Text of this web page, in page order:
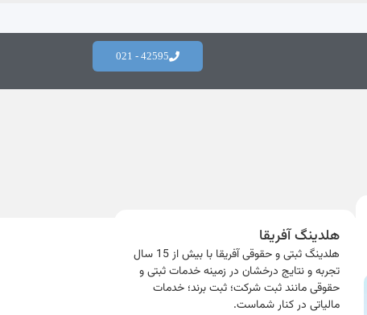
42595 - 021
هلدینگ آفریقا
هلدینگ ثبتی و حقوقی آفریقا با بیش از 15 سال
تجربه و نتایج درخشان در زمینه خدمات ثبتی و
حقوقی مانند ثبت شرکت؛ ثبت برند؛ خدمات
مالیاتی در کنار شماست.​